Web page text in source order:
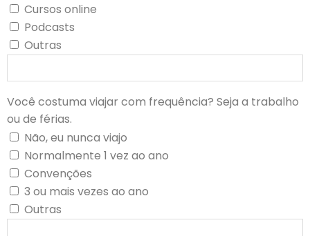
Cursos online
Podcasts
Outras
Você costuma viajar com frequência? Seja a trabalho
ou de férias.
Não, eu nunca viajo
Normalmente 1 vez ao ano
Convenções
3 ou mais vezes ao ano
Outras